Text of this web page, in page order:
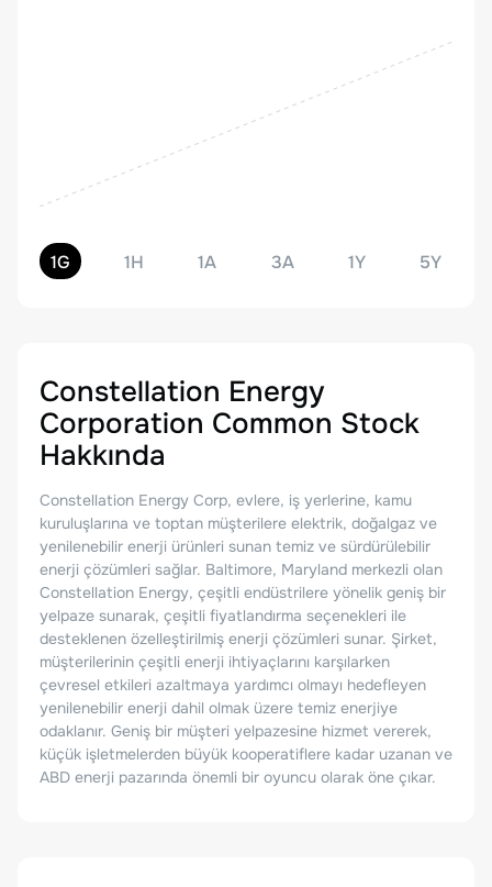
1G 1H 1A 3A 1Y 5Y
Constellation Energy
Corporation Common Stock
Hakkında
Constellation Energy Corp, evlere, iş yerlerine, kamu
kuruluşlarına ve toptan müşterilere elektrik, doğalgaz ve
yenilenebilir enerji ürünleri sunan temiz ve sürdürülebilir
enerji çözümleri sağlar. Baltimore, Maryland merkezli olan
Constellation Energy, çeşitli endüstrilere yönelik geniş bir
yelpaze sunarak, çeşitli fiyatlandırma seçenekleri ile
desteklenen özelleştirilmiş enerji çözümleri sunar. Şirket,
müşterilerinin çeşitli enerji ihtiyaçlarını karşılarken
çevresel etkileri azaltmaya yardımcı olmayı hedefleyen
yenilenebilir enerji dahil olmak üzere temiz enerjiye
odaklanır. Geniş bir müşteri yelpazesine hizmet vererek,
küçük işletmelerden büyük kooperatiflere kadar uzanan ve
ABD enerji pazarında önemli bir oyuncu olarak öne çıkar.